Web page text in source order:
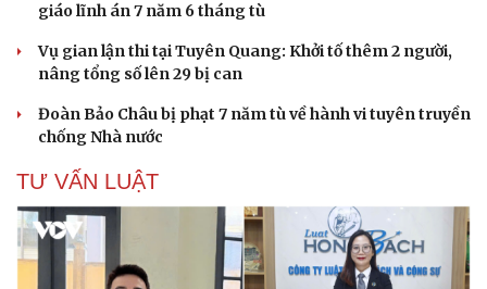
giáo lĩnh án 7 năm 6 tháng tù
Vụ gian lận thi tại Tuyên Quang: Khởi tố thêm 2 người,
nâng tổng số lên 29 bị can
Đoàn Bảo Châu bị phạt 7 năm tù về hành vi tuyên truyền
chống Nhà nước
TƯ VẤN LUẬT